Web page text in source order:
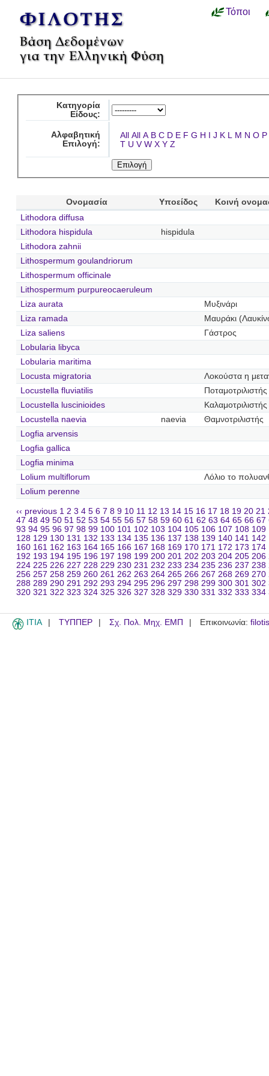
Τόποι
Κατηγορία
Είδους:
Αλφαβητική
Επιλογή:
All All A B C D E F G H I J K L M N O P
T U V W X Y Z
Ονομασία Υποείδος
Κοινή
Lithodora diffusa
Lithodora hispidula
hispidula
Lithodora zahnii
Lithospermum goulandriorum
Lithospermum officinale
Lithospermum purpureocaeruleum
Liza aurata
Μυξινάρι
Liza ramada
Μαυράκι
Liza saliens
Γάστρος
Lobularia libyca
Lobularia maritima
Locusta migratoria
Λοκούστα η
Locustella fluviatilis
Ποταμοτριλιστής
Locustella luscinioides
Καλαμοτριλιστής
Locustella naevia
naevia
Θαμνοτριλιστής
Logfia arvensis
Logfia gallica
Logfia minima
Lolium multiflorum
Λόλιο το
Lolium perenne
‹‹ previous 1 2 3 4 5 6 7 8 9 10 11 12 13 14 15 16 17 18 19 20 21
47 48 49 50 51 52 53 54 55 56 57 58 59 60 61 62 63 64 65 66 67
93 94 95 96 97 98 99 100 101 102 103 104 105 106 107 108 109
128 129 130 131 132 133 134 135 136 137 138 139 140 141 142
160 161 162 163 164 165 166 167 168 169 170 171 172 173 174
192 193 194 195 196 197 198 199 200 201 202 203 204 205 206
224 225 226 227 228 229 230 231 232 233 234 235 236 237 238
256 257 258 259 260 261 262 263 264 265 266 267 268 269 270
288 289 290 291 292 293 294 295 296 297 298 299 300 301 302
320 321 322 323 324 325 326 327 328 329 330 331 332 333 334
ITIA ΤΥΠΠΕΡ Σχ. Πολ. Μηχ. ΕΜΠ Επικοινωνία: